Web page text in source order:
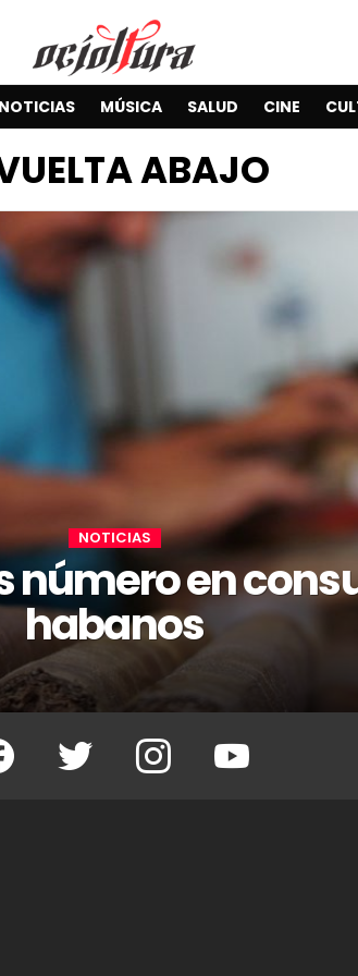
NOTICIAS MÚSICA SALUD CINE
ABAJO
NOTICIAS
número en
habanos
Facebook Twitter Instagram Youtube